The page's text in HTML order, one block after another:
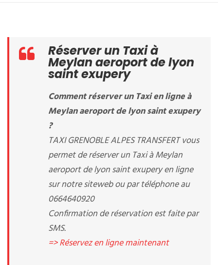
Réserver un Taxi à
Meylan aeroport de lyon
saint exupery
Comment réserver un Taxi en ligne à
Meylan aeroport de lyon saint exupery
?
TAXI GRENOBLE ALPES TRANSFERT vous
permet de réserver un Taxi à Meylan
aeroport de lyon saint exupery en ligne
sur notre siteweb ou par téléphone au
0664640920
Confirmation de réservation est faite par
SMS.
=> Réservez en ligne maintenant